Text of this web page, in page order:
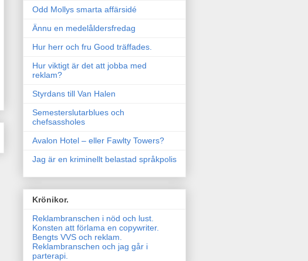
Odd Mollys smarta affärsidé
Ännu en medelåldersfredag
Hur herr och fru Good träffades.
Hur viktigt är det att jobba med
reklam?
Styrdans till Van Halen
Semesterslutarblues och
chefsassholes
Avalon Hotel – eller Fawlty Towers?
Jag är en kriminellt belastad språkpolis
Krönikor.
Reklambranschen i nöd och lust.
Konsten att förlama en copywriter.
Bengts VVS och reklam.
Reklambranschen och jag går i
parterapi.